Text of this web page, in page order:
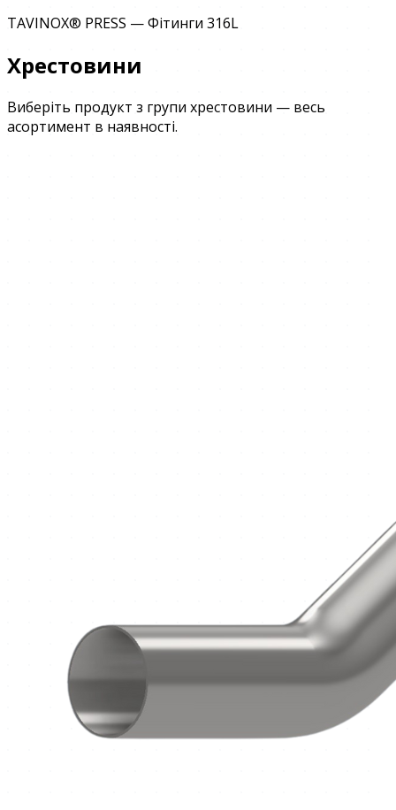
TAVINOX® PRESS —Фітинги 316L
Хрестовини
Виберіть продукт з групи хрестовини — весь
асортимент в наявності.